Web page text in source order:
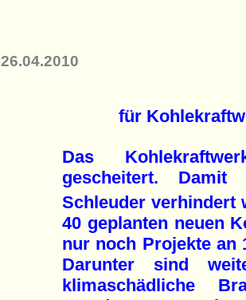
26.04.2010
für
Das
gescheitert.
Schleuder verhindert
40 geplanten neuen
nur noch Projekte an
Darunter sind
klimaschädliche